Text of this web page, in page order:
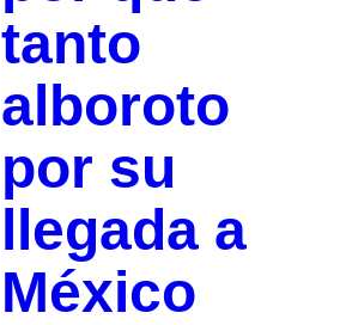
tanto
alboroto
por su
llegada a
México